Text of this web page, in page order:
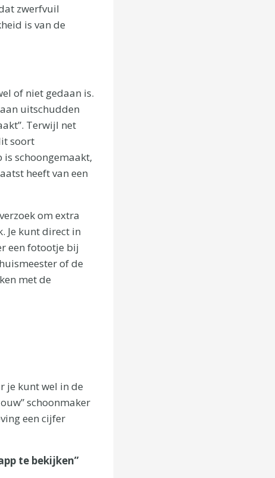
zwerfvuil
is van de
of niet gedaan is.
uitschudden
Terwijl net
soort
schoongemaakt,
heeft van een
om extra
Je kunt direct in
een fotootje bij
of de
met de
je kunt wel in de
schoonmaker
een cijfer
te bekijken”